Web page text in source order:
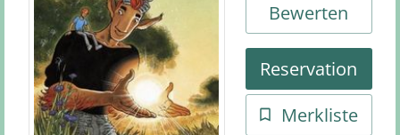
Bewerten
Reservation
Merkliste